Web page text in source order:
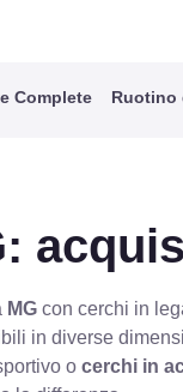
Complete Ruotino
MG con cerchi in
in diverse
ocerchi in